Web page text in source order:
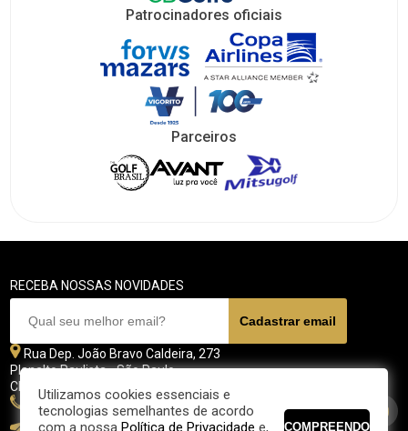
Patrocinadores oficiais
Parceiros
RECEBA NOSSAS NOVIDADES
Rua Dep. João Bravo Caldeira, 273
Planalto Paulista - São Paulo
CEP 04071 - 045
11 5070-4700
Utilizamos cookies essenciais e
tecnologias semelhantes de acordo
com a nossaPolítica de Privacidade e,